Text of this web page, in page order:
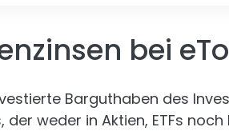
bei
Barguthaben des
weder in Aktien, ETFs noch